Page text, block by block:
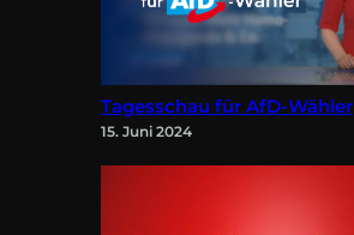
Tagesschau für AfD-Wähler
15. Juni 2024